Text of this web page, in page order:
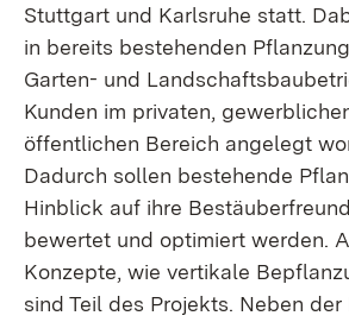
Stuttgart und Karlsruhe statt.
in bereits bestehenden
Garten- und
Kunden im privaten,
öffentlichen Bereich angelegt
Dadurch sollen bestehende
Hinblick auf ihre
bewertet und optimiert werden.
Konzepte, wie vertikale
sind Teil des Projekts. Neben